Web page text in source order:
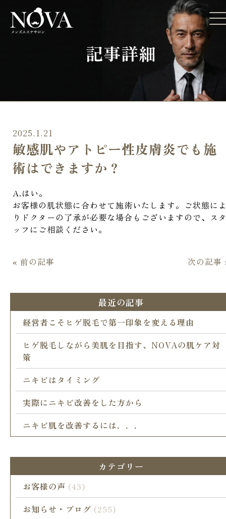
記事詳細
2025.1.21
敏感肌やアトピー性皮膚炎でも施
術はできますか？
A.はい。
お客様の肌状態に合わせて施術いたします。ご状態に
りドクターの了承が必要な場合もございますので、ス
ッフにご相談ください。
« 前の記事 次の記事
最近の記事
経営者こそヒゲ脱毛で第一印象を変える理由
ヒゲ脱毛しながら美肌を目指す、NOVAの肌ケア対
策
ニキビはタイミング
実際にニキビ改善をした方から
ニキビ肌を改善するには．．．
カテゴリー
お客様の声 (43)
お知らせ・ブログ (255)